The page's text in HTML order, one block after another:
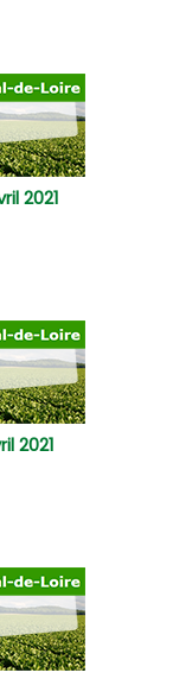
2021
2021